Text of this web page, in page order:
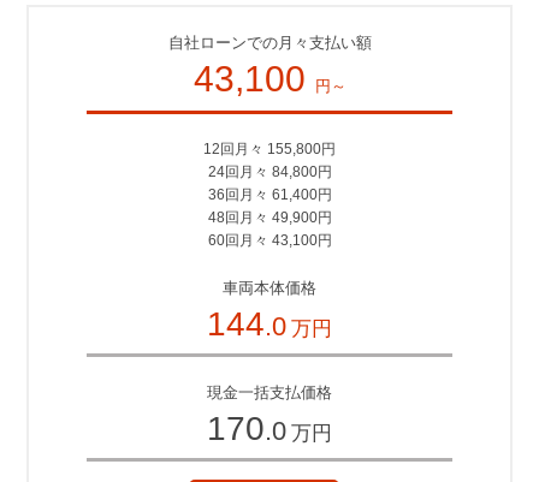
自社ローンでの月々支払い額
43,100 円～
12回月々 155,800円
24回月々 84,800円
36回月々 61,400円
48回月々 49,900円
60回月々 43,100円
車両本体価格
144.0 万円
現金一括支払価格
170.0 万円